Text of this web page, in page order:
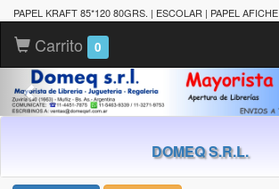
PAPEL KRAFT 85*120 80GRS. | ESCOLAR | PAPEL AFICHE
Carrito 0
DOMEQ S.R.L.